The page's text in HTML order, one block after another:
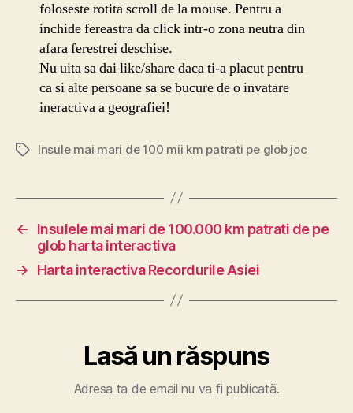
foloseste rotita scroll de la mouse. Pentru a
inchide fereastra da click intr-o zona neutra din
afara ferestrei deschise.
Nu uita sa dai like/share daca ti-a placut pentru
ca si alte persoane sa se bucure de o invatare
ineractiva a geografiei!
EticheteInsule mai mari de 100 mii km patrati pe glob joc
←
Insulele mai mari de 100.000 km patrati de pe
glob harta interactiva
→
Harta interactiva Recordurile Asiei
Lasă un răspuns
Adresa ta de email nu va fi publicată.